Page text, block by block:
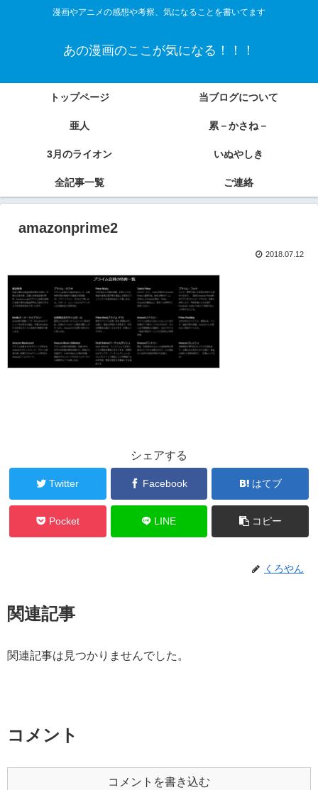
漫画やアニメの感想や考察、気になることを書いてます
あの漫画のここが気になる！！！
トップページ 当ブログについて
亜人 累－かさね－
3月のライオン いぬやしき
全記事一覧 ご連絡
amazonprime2
2018.07.12
シェアする
Twitter Facebook はてブ
Pocket LINE コピー
くろやん
関連記事
関連記事は見つかりませんでした。
コメント
コメントを書き込む